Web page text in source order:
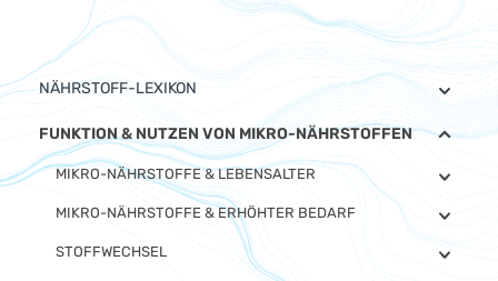
NÄHRSTOFF-LEXIKON
FUNKTION & NUTZEN VON MIKRO-NÄHRSTOFFEN
MIKRO-NÄHRSTOFFE & LEBENSALTER
MIKRO-NÄHRSTOFFE & ERHÖHTER BEDARF
STOFFWECHSEL